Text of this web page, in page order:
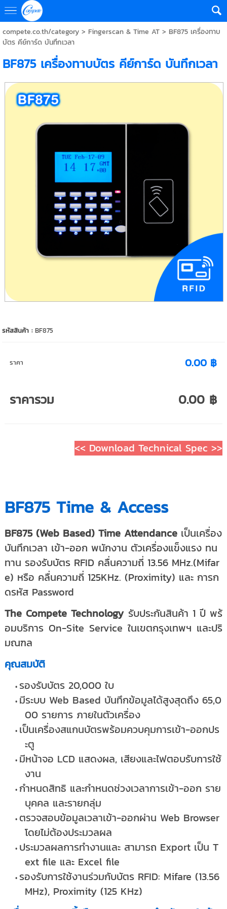
compete.co.th/category> Fingerscan & Time AT> BF875 เครื่องทาบ
บัตร คีย์การ์ด บันทึกเวลา
BF875 เครื่องทาบบัตร คีย์การ์ด บันทึกเวลา
รหัสสินค้า :BF875
ราคา 0.00 ฿
ราคารวม 0.00 ฿
<< Download Technical Spec >>
BF875 Time & Access
BF875(Web Based) Time Attendance เป็นเครื่อง
บันทึกเวลา เข้า-ออก พนักงาน ตัวเครื่องแข็งแรง ทน
ทาน รองรับบัตร RFID คลื่นความถี่ 13.56 MHz.(Mifar
e) หรือ คลื่นความถี่ 125KHz. (Proximity) และ การก
ดรหัส Password
The Compete Technology รับประกันสินค้า 1 ปี พร้
อมบริการ On-Site Service ในเขตกรุงเทพฯ และปริ
มณฑล
คุณสมบัติ
รองรับบัตร 20,000 ใบ
มีระบบ Web Based บันทึกข้อมูลได้สูงสุดถึง 65,0
00 รายการ ภายในตัวเครื่อง
เป็นเครื่องสแกนบัตรพร้อมควบคุมการเข้า-ออกปร
ะตู
มีหน้าจอ LCD แสดงผล, เสียงและไฟตอบรับการใช้
งาน
กำหนดสิทธิ และกำหนดช่วงเวลาการเข้า-ออก ราย
บุคคล และรายกลุ่ม
ตรวจสอบข้อมูลเวลาเข้า-ออกผ่าน Web Browser
โดยไม่ต้องประมวลผล
ประมวลผลการทำงานและ สามารถ Export เป็น T
ext file และ Excel file
รองรับการใช้งานร่วมกับบัตร RFID: Mifare (13.56
MHz), Proximity (125 KHz)